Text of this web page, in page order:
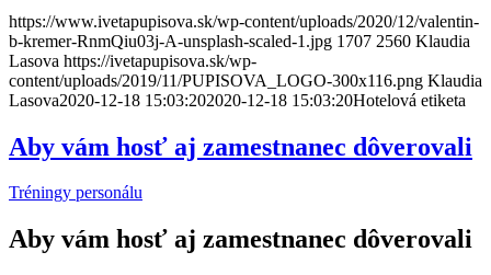
https://www.ivetapupisova.sk/wp-content/uploads/2020/12/valentin-
b-kremer-RnmQiu03j-A-unsplash-scaled-1.jpg 1707 2560 Klaudia
Lasova https://ivetapupisova.sk/wp-
content/uploads/2019/11/PUPISOVA_LOGO-300x116.png Klaudia
Lasova2020-12-18 15:03:202020-12-18 15:03:20Hotelová etiketa
Aby vám hosť aj zamestnanec dôverovali
Tréningy personálu
Aby vám hosť aj zamestnanec dôverovali